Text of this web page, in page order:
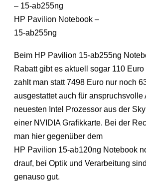
HP Pavilion Notebook –
15-ab255ng
Beim HP Pavilion 15-ab255ng
Rabatt gibt es aktuell sogar 110
zahlt man statt 7498 Euro nur noch
ausgestattet auch für
neuesten Intel Prozessor aus der
einer NVIDIA Grafikkarte. Bei der
man hier gegenüber dem
HP Pavilion 15-ab120ng Notebook
drauf, bei Optik und Verarbeitung
genauso gut.